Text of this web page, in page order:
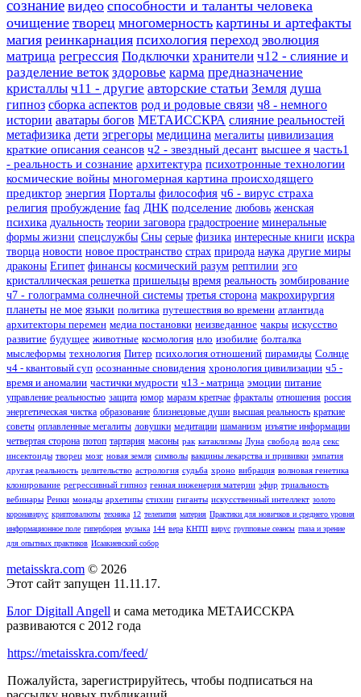
сознание видео способности и таланты человека
очищение творец многомерность картины и артефакты
магия реинкарнация психология переход эволюция
матрица регрессия Подключки хранители ч12 - слияние и
разделение веток здоровье карма предназначение
кристаллы ч11 - другие авторские статьи Земля душа
гипноз сборка аспектов род и родовые связи ч8 - немного
истории аватары богов МЕТАИССКРА слияние реальностей
метафизика дети эгрегоры медицина мегалиты цивилизация
краткие описания сеансов ч2 - звездный десант высшее я часть1
- реальность и сознание архитектура психотронные технологии
космические войны многомерная картина происходящего
предиктор энергия Порталы философия ч6 - вирус страха
религия пробуждение faq ДНК подселение любовь женская
психика дуальность теории заговора градостроение минеральные
формы жизни спецслужбы Сны серые физика интересные книги искра
творца новости новое пространство страх природа наука другие миры
драконы Египет финансы космический разум рептилии эго
кристаллическая решетка пришельцы время реальность зомбирование
ч7 - голограмма солнечной системы третья сторона макрохирургия
планеты не мое языки политика путешествия во времени атлантида
архитекторы перемен медиа постановки неизведанное чакры искусство
развитие будущее животные космология нло изобилие болталка
мыслеформы технология Питер психология отношений пирамиды Солнце
ч4 - квантовый суп осознанные сновидения хронология цивилизации ч5 -
время и аномалии частички мудрости ч13 - матрица эмоции питание
управление реальностью защита юмор маразм крепчае фракталы отношения россия
энергетическая чистка образование близнецовые души высшая реальность краткие
советы оплавленные мегалиты ловушки медитации шаманизм изъятие информации
четвертая сторона потоп тартария масоны рак катаклизмы Луна свобода вода секс
инсектоиды творец мозг новая земля символы вакцины лекарства и прививки эмпатия
другая реальность целительство астрология судьба хроно вибрация волновая генетика
клонирование регрессивный гипноз генная инженерия материи эфир триальность
вебинары Реики монады архетипы стихии гиганты искусственный интеллект золото
коронавирус криптовалюты техника 12 телепатия материя Практики для новичков и среднего уровня
информационное поле гиперборея музыка 144 вера КНТП вирус групповые сеансы глаза и зрение
для опытных практиков Исаакиевский собор
metaisskra.com © 2026
Этот сайт запущен 11.11.17.
Блог Digitall Angell и сама методика МЕТАИССКРА
развиваются с 2012 года
https://metaisskra.com/feed/
Пожалуйста, зарегистрируйтесь, чтобы подписаться на